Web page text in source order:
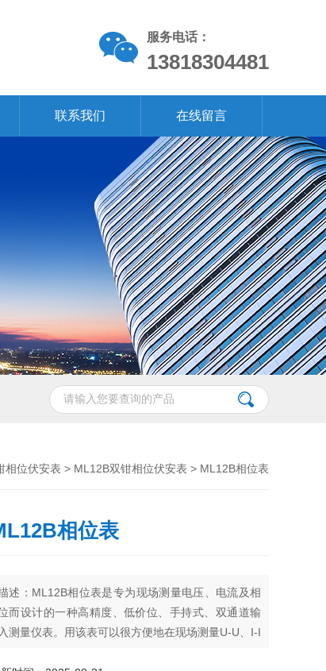
服务电话：
13818304481
联系我们 在线留言
相位伏安表 > ML12B双钳相位伏安表 > ML12B相位表
相位表
述：ML12B相位表是专为现场测量电压、电流及相
而设计的一种高精度、低价位、手持式、双通道输
入测量仪表。用该表可以很方便地在现场测量U-U、I-I